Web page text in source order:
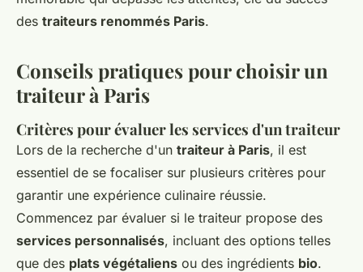
des traiteurs renommés Paris.
Conseils pratiques pour choisir un
traiteur à Paris
Critères pour évaluer les services d'un traiteur
Lors de la recherche d'un traiteur à Paris, il est
essentiel de se focaliser sur plusieurs critères pour
garantir une expérience culinaire réussie.
Commencez par évaluer si le traiteur propose des
services personnalisés, incluant des options telles
que des plats végétaliens ou des ingrédients bio.